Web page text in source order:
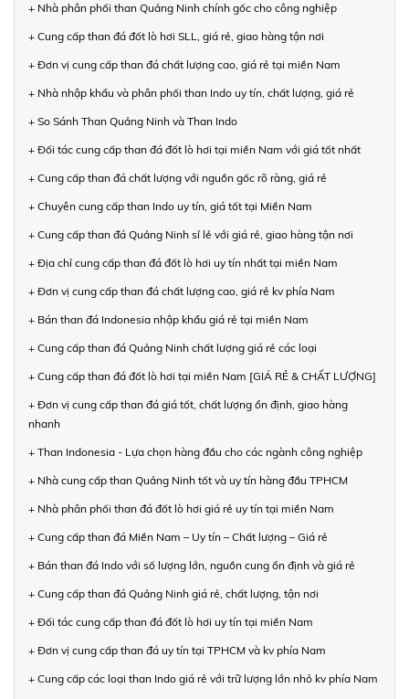
+ Nhà phân phối than Quảng Ninh chính gốc cho công nghiệp
+ Cung cấp than đá đốt lò hơi SLL, giá rẻ, giao hàng tận nơi
+ Đơn vị cung cấp than đá chất lượng cao, giá rẻ tại miền Nam
+ Nhà nhập khẩu và phân phối than Indo uy tín, chất lượng, giá rẻ
+ So Sánh Than Quảng Ninh và Than Indo
+ Đối tác cung cấp than đá đốt lò hơi tại miền Nam với giá tốt nhất
+ Cung cấp than đá chất lượng với nguồn gốc rõ ràng, giá rẻ
+ Chuyên cung cấp than Indo uy tín, giá tốt tại Miền Nam
+ Cung cấp than đá Quảng Ninh sỉ lẻ với giá rẻ, giao hàng tận nơi
+ Địa chỉ cung cấp than đá đốt lò hơi uy tín nhất tại miền Nam
+ Đơn vị cung cấp than đá chất lượng cao, giá rẻ kv phía Nam
+ Bán than đá Indonesia nhập khẩu giá rẻ tại miền Nam
+ Cung cấp than đá Quảng Ninh chất lượng giá rẻ các loại
+ Cung cấp than đá đốt lò hơi tại miền Nam [GIÁ RẺ & CHẤT LƯỢNG]
+ Đơn vị cung cấp than đá giá tốt, chất lượng ổn định, giao hàng
nhanh
+ Than Indonesia - Lựa chọn hàng đầu cho các ngành công nghiệp
+ Nhà cung cấp than Quảng Ninh tốt và uy tín hàng đầu TPHCM
+ Nhà phân phối than đá đốt lò hơi giá rẻ uy tín tại miền Nam
+ Cung cấp than đá Miền Nam – Uy tín – Chất lượng – Giá rẻ
+ Bán than đá Indo với số lượng lớn, nguồn cung ổn định và giá rẻ
+ Cung cấp than đá Quảng Ninh giá rẻ, chất lượng, tận nơi
+ Đối tác cung cấp than đá đốt lò hơi uy tín tại miền Nam
+ Đơn vị cung cấp than đá uy tín tại TPHCM và kv phía Nam
+ Cung cấp các loại than Indo giá rẻ với trữ lượng lớn nhỏ kv phía Nam